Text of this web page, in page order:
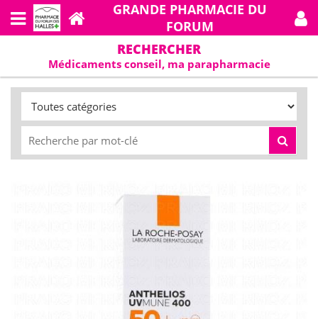
GRANDE PHARMACIE DU
FORUM
RECHERCHER
Médicaments conseil, ma parapharmacie